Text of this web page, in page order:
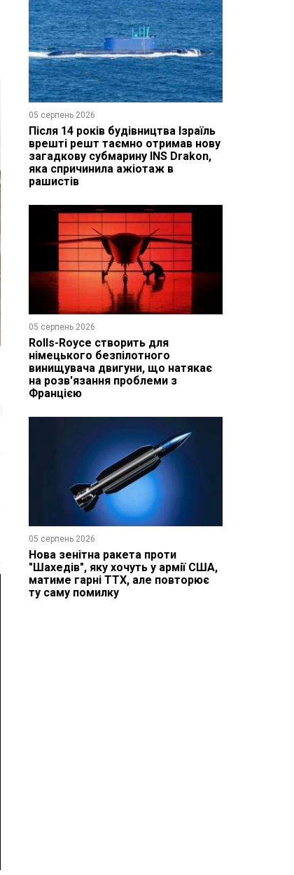
05 серпень 2026
Після 14 років будівництва Ізраїль
врешті решт таємно отримав нову
загадкову субмарину INS Drakon,
яка спричинила ажіотаж в
рашистів
05 серпень 2026
Rolls-Royce створить для
німецького безпілотного
винищувача двигуни, що натякає
на розв'язання проблеми з
Францією
05 серпень 2026
Нова зенітна ракета проти
"Шахедів", яку хочуть у армії США,
матиме гарні ТТХ, але повторює
ту саму помилку